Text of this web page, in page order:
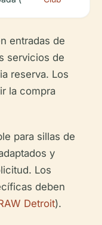
entradas de
servicios de
reserva. Los
la compra
para sillas de
y
Los
deben
Detroit).